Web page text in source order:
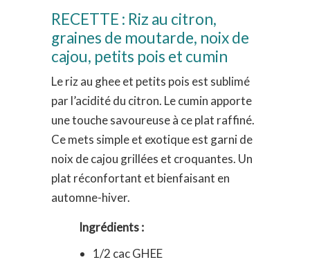
RECETTE : Riz au citron,
graines de moutarde, noix de
cajou, petits pois et cumin
Le riz au ghee et petits pois est sublimé
par l’acidité du citron. Le cumin apporte
une touche savoureuse à ce plat raffiné.
Ce mets simple et exotique est garni de
noix de cajou grillées et croquantes. Un
plat réconfortant et bienfaisant en
automne-hiver.
Ingrédients :
1/2 cac GHEE